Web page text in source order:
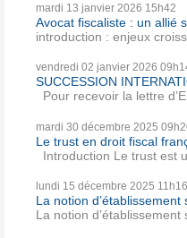
mardi 13 janvier 2026 15h42
Avocat fiscaliste : un allié
introduction : enjeux
vendredi 02 janvier 2026
SUCCESSION
Pour recevoir la lettre
mardi 30 décembre 2025
Le trust en droit fiscal
Introduction Le trust est
lundi 15 décembre 2025 11h16
La notion d’établissement
La notion d’établissement